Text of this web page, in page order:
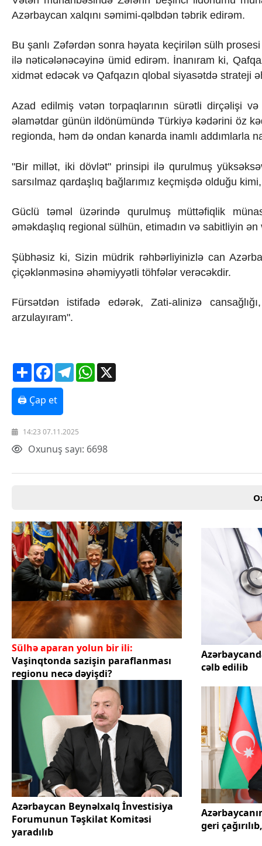
Texnologiya
Mətbuat-150
Missiyamız
Azərbaycan xalqını səmimi-qəlbdən təbrik edirəm.
Bu şanlı Zəfərdən sonra həyata keçirilən sülh
ilə nəticələnəcəyinə ümid edirəm. İnanıram ki,
xidmət edəcək və Qafqazın qlobal siyasətdə strateji
Azad edilmiş vətən torpaqlarının sürətli dirçəlişi
əlamətdar günün ildönümündə Türkiyə kədərini öz
regionda, həm də ondan kənarda inamlı addımlarla
"Bir millət, iki dövlət" prinsipi ilə qurulmuş
sarsılmaz qardaşlıq bağlarımız keçmişdə olduğu
Güclü təməl üzərində qurulmuş müttəfiqlik
əməkdaşlıq regional sülhün, etimadın və sabitliyin
Şübhəsiz ki, Sizin müdrik rəhbərliyinizlə can
çiçəklənməsinə əhəmiyyətli töhfələr verəcəkdir.
Fürsətdən istifadə edərək, Zati-alinizə
arzulayıram".
ShareFacebookTelegramWhatsApp
🖨 Çap et
14:23 07.11.2025
Oxunuş sayı: 6698
Sülhə aparan yolun bir ili:
Vaşinqtonda sazişin paraflanması
regionu necə dəyişdi?
cəlb edilib
Azərbaycan Beynəlxalq İnvestisiya
Forumunun Təşkilat Komitəsi
yaradılıb
geri